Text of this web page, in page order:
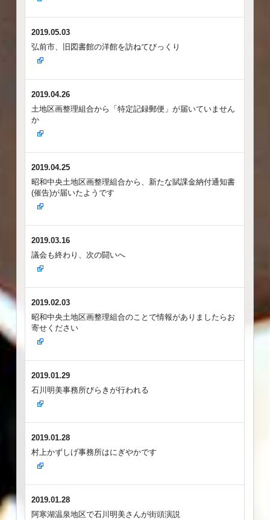
2019.05.03
弘前市、旧図書館の洋館を訪ねてびっくり
2019.04.26
土地区画整理組合から「特定記録郵便」が届いていません
か
2019.04.25
昭和中央土地区画整理組合から、新たな賦課金納付通知書
(催告)が届いたようです
2019.03.16
議会も終わり、次の闘いへ
2019.02.03
昭和中央土地区画整理組合のことで情報がありましたらお
寄せください
2019.01.29
石川明美事務所びらきが行われる
2019.01.28
村上かずしげ事務所はにぎやかです
2019.01.28
阿寒湖温泉地区で石川明美さんが街頭演説